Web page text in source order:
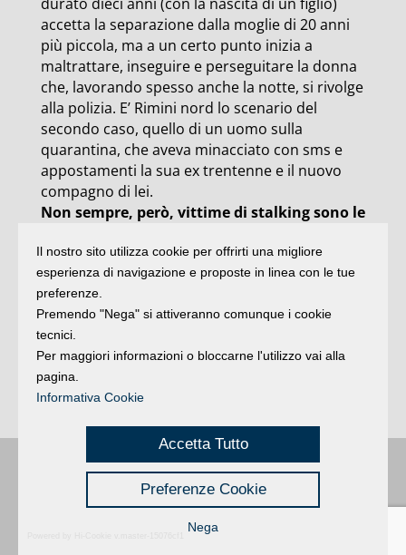
accetta la separazione dalla moglie di 20 anni
più piccola, ma a un certo punto inizia a
maltrattare, inseguire e perseguitare la donna
che, lavorando spesso anche la notte, si rivolge
alla polizia. E’ Rimini nord lo scenario del
secondo caso, quello di un uomo sulla
quarantina, che aveva minacciato con sms e
appostamenti la sua ex trentenne e il nuovo
compagno di lei.
Non sempre, però, vittime di stalking sono le
la storia di una 28enne riminese invaghita di
due medici, ultraquarantenni sposati che non
corrispondevano alle
presenta della ragazza, che frequentava
abitualmente con le motivazioni più disparate il
luogo di lavoro dei due (a cui era solita portare
anche regali), è diventata assillante i
professionisti l’hanno denunciata alla polizia.
Buongiorno:Riminié una testata registrata presso il Tribunale di Rimini
registrazione n. 2 /28/02/2012| © 2024 buongiornoRimini
Privacy | Credits
Il nostro sito utilizza cookie per offrirti una migliore
esperienza di navigazione e proposte in linea con le tue
preferenze.
Premendo "Nega" si attiveranno comunque i cookie
tecnici.
Per maggiori informazioni o bloccarne l'utilizzo vai alla
pagina.
Informativa Cookie
Accetta Tutto
Preferenze Cookie
Nega